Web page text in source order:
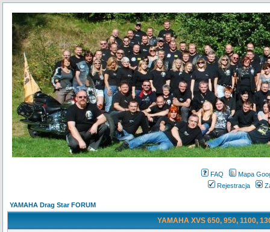
FAQ
Mapa
Rejestracja
YAMAHA Drag Star FORUM
YAMAHA XVS 650, 950, 1100,